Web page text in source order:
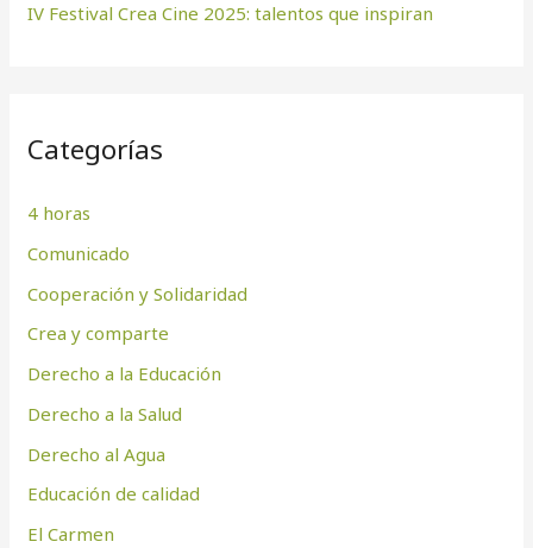
IV Festival Crea Cine 2025: talentos que inspiran
Categorías
4 horas
Comunicado
Cooperación y Solidaridad
Crea y comparte
Derecho a la Educación
Derecho a la Salud
Derecho al Agua
Educación de calidad
El Carmen